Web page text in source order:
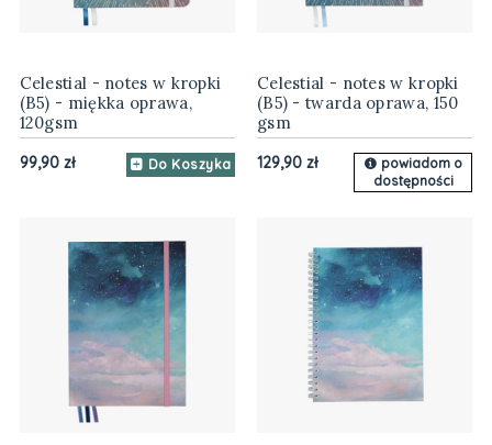
Celestial - notes w kropki
(B5) - miękka oprawa,
120gsm
99,90 zł Do Koszyka
Celestial - notes w kropki
(B5) - twarda oprawa, 150
gsm
129,90 zł
powiadom o
dostępności